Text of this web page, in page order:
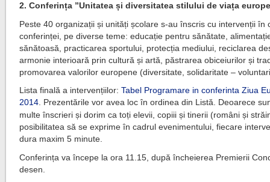
2.Conferința ”Unitatea și diversitatea stilului de viața
Peste 40 organizații și unități școlare s-au înscris cu intervenții în
conferinței, pe diverse teme: educație pentru sănătate,
sănătoasă, practicarea sportului, protecția mediului, reciclarea
armonie interioară prin cultură și artă, păstrarea obiceiurilor și
promovarea valorilor europene (diversitate, solidaritate –
Lista finală a intervențiilor:Tabel Programare in conferinta Ziua
2014 . Prezentările vor avea loc în ordinea din Listă. Deoarece
multe înscrieri și dorim ca toți elevii, copiii și tinerii (români și
posibilitatea să se exprime în cadrul evenimentului, fiecare
dura maxim 5 minute.
Conferința va începe la ora 11.15, după încheierea Premierii
desen.